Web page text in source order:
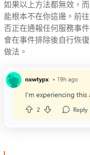
如果以上方法都無效，
能根本不在你這邊。前往
否正在通報任何服務事
會在事件排除後自行恢
做法。